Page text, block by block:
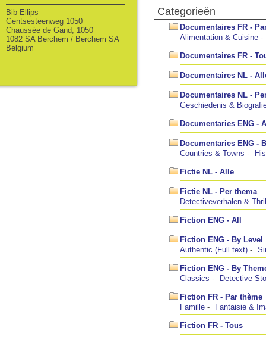
Categorieën
Documentaires FR -
Alimentation & Cuisine
Documentaires FR -
Documentaires NL -
Documentaires NL -
Geschiedenis &
Documentaries ENG -
Documentaries ENG -
Countries & Towns
Fictie NL - Alle
Fictie NL - Per thema
Detectiveverhalen &
Fiction ENG - All
Fiction ENG - By Level
Authentic (Full text)
Fiction ENG - By
Classics
Detective
Fiction FR - Par thème
Famille
Fantaisie &
Fiction FR - Tous
Bib Ellips
Gentsesteenweg 1050
Chaussée de Gand, 1050
1082 SA Berchem / Berchem SA
Belgium